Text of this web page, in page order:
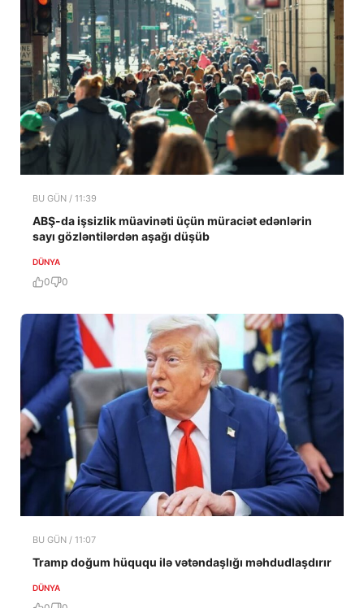
BU GÜN / 11:39
ABŞ-da işsizlik müavinəti üçün müraciət edənlərin
sayı gözləntilərdən aşağı düşüb
DÜNYA
0 0
BU GÜN / 11:07
Tramp doğum hüququ ilə vətəndaşlığı məhdudlaşdırır
DÜNYA